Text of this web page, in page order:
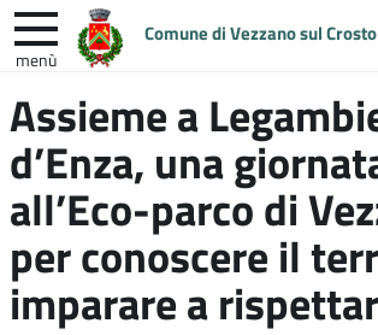
Comune di Vezzano sul
menù
nel
sito
ENTRA IN COMUNE VIVI
UNIONE COLLINE
Assieme a
d’Enza, una
all’Eco-parco di
per conoscere il
imparare a